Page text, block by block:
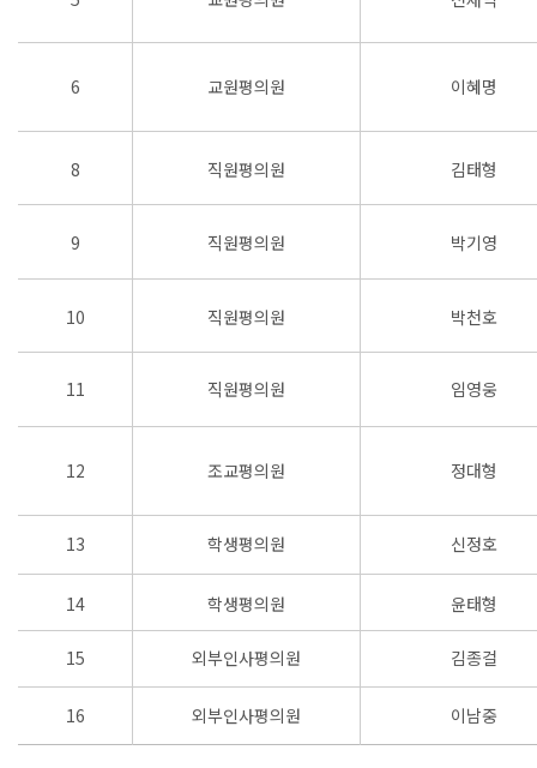
6 교원평의원 이혜명
8 직원평의원 김태형
9 직원평의원 박기영
10 직원평의원 박천호
11 직원평의원 임영웅
12 조교평의원 정대형
13 학생평의원 신정호
14 학생평의원 윤태형
15 외부인사평의원 김종걸
16 외부인사평의원 이남중